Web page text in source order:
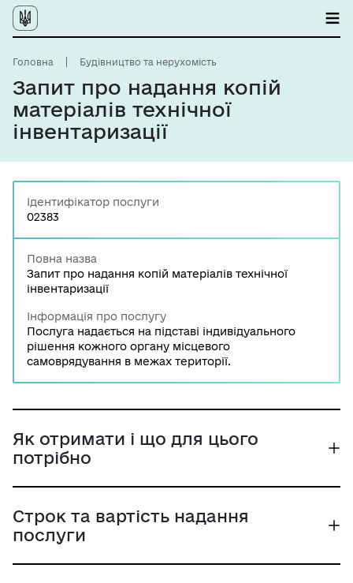
Головна Будівництво та нерухомість
Запит про надання копій
матеріалів технічної
інвентаризації
Ідентифікатор послуги
02383
Повна назва
Запит про надання копій матеріалів технічної
інвентаризації
Інформація про послугу
Послуга надається на підставі індивідуального
рішення кожного органу місцевого
самоврядування в межах території.
Як отримати і що для цього
потрібно
Строк та вартість надання
послуги